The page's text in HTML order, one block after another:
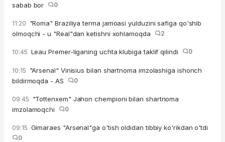
sabab bor
0
11:20 "Roma" Braziliya terma jamoasi yulduzini safiga qo'shib
olmoqchi - u "Real"dan ketishni xohlamoqda
2
10:45 Leau Premer-liganing uchta klubiga taklif qilindi 0
10:15 "Arsenal" Vinisius bilan shartnoma imzolashiga ishonch
bildirmoqda - AS
0
09:45 "Tottenxem" Jahon chempioni bilan shartnoma
imzolamoqchi
0
09:15 Gimaraes "Arsenal"ga o'tish oldidan tibbiy ko'rikdan o'tdi
0